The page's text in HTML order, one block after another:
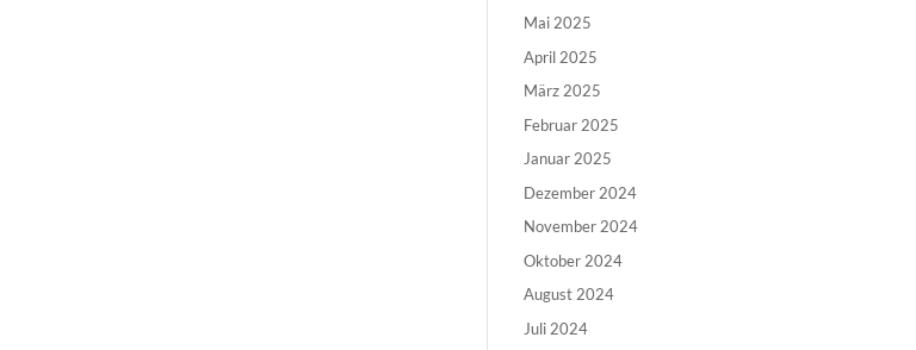
Mai 2025
April 2025
März 2025
Februar 2025
Januar 2025
Dezember 2024
November 2024
Oktober 2024
August 2024
Juli 2024